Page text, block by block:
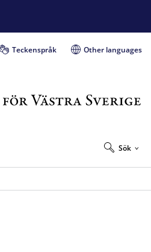
Teckenspråk Other languages
Sök